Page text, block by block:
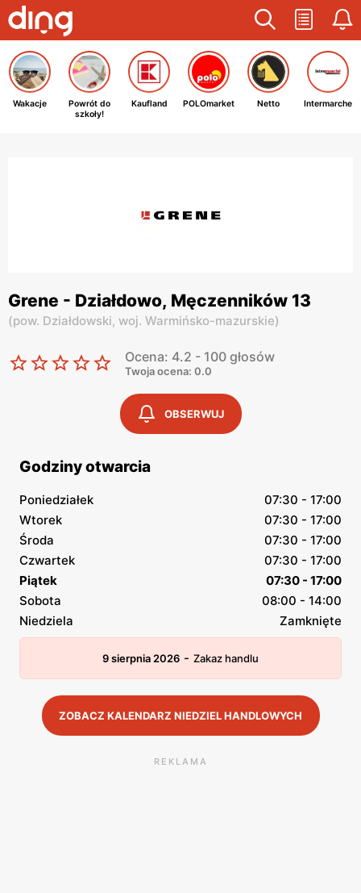
Wakacje
Powrót do
szkoły!
Kaufland POLOmarket Netto Intermarche
Grene - Działdowo, Męczenników 13
(pow. Działdowski, woj. Warmińsko-mazurskie)
Ocena: 4.2 - 100 głosów
Twoja ocena: 0.0
OBSERWUJ
Godziny otwarcia
Poniedziałek
07:30 - 17:00
Wtorek
07:30 - 17:00
Środa
07:30 - 17:00
Czwartek
07:30 - 17:00
Piątek
07:30 - 17:00
Sobota
08:00 - 14:00
Niedziela
Zamknięte
9 sierpnia 2026 - Zakaz handlu
ZOBACZ KALENDARZ NIEDZIEL HANDLOWYCH
REKLAMA